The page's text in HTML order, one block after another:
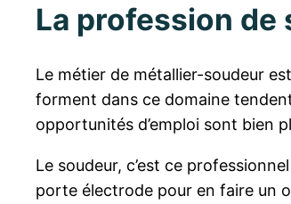
La profession de
Le métier de métallier-soudeur
forment dans ce domaine
opportunités d’emploi sont bien
Le soudeur, c’est ce
porte électrode pour en faire un